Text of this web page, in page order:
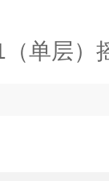
单层）摇